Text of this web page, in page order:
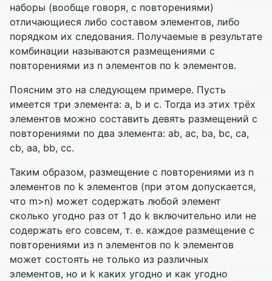
наборы (вообще говоря, с повторениями)
отличающиеся либо составом элементов, либо
порядком их следования. Получаемые в результате
комбинации называются размещениями с
повторениями из n элементов по k элементов.
Поясним это на следующем примере. Пусть
имеется три элемента: a, b и c. Тогда из этих трёх
элементов можно составить девять размещений с
повторениями по два элемента: ab, ac, ba, bc, ca,
cb, aa, bb, cc.
Таким образом, размещение с повторениями из n
элементов по k элементов (при этом допускается,
что m>n) может содержать любой элемент
сколько угодно раз от 1 до k включительно или не
содержать его совсем, т. е. каждое размещение с
повторениями из n элементов по k элементов
может состоять не только из различных
элементов, но и k каких угодно и как угодно